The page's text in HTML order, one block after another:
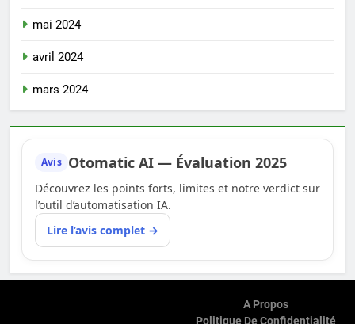
mai 2024
avril 2024
mars 2024
Avis Otomatic AI — Évaluation 2025
Découvrez les points forts, limites et notre verdict sur
l’outil d’automatisation IA.
Lire l’avis complet →
A Propos
Politique De Confidentialité